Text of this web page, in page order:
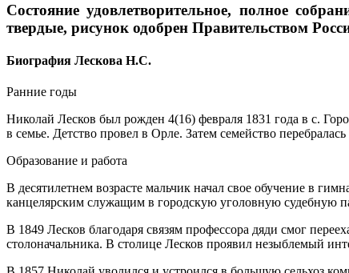
Состояние удовлетворительное, полное
твердые, рисунок одобрен Правительством
Биография Лескова Н.С.
Ранние годы
Николай Лесков был рожден 4(16) февраля 1831 года в с.
в семье. Детство провел в Орле. Затем семейство
Образование и работа
В десятилетнем возрасте мальчик начал свое обучение в
канцелярским служащим в городскую уголовную судебную
В 1849 Лесков благодаря связям профессора дяди смог
столоначальника. В столице Лесков проявил незыблемый